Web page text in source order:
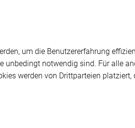
um die Benutzererfahrung
unbedingt notwendig sind. Für alle
werden von Drittparteien